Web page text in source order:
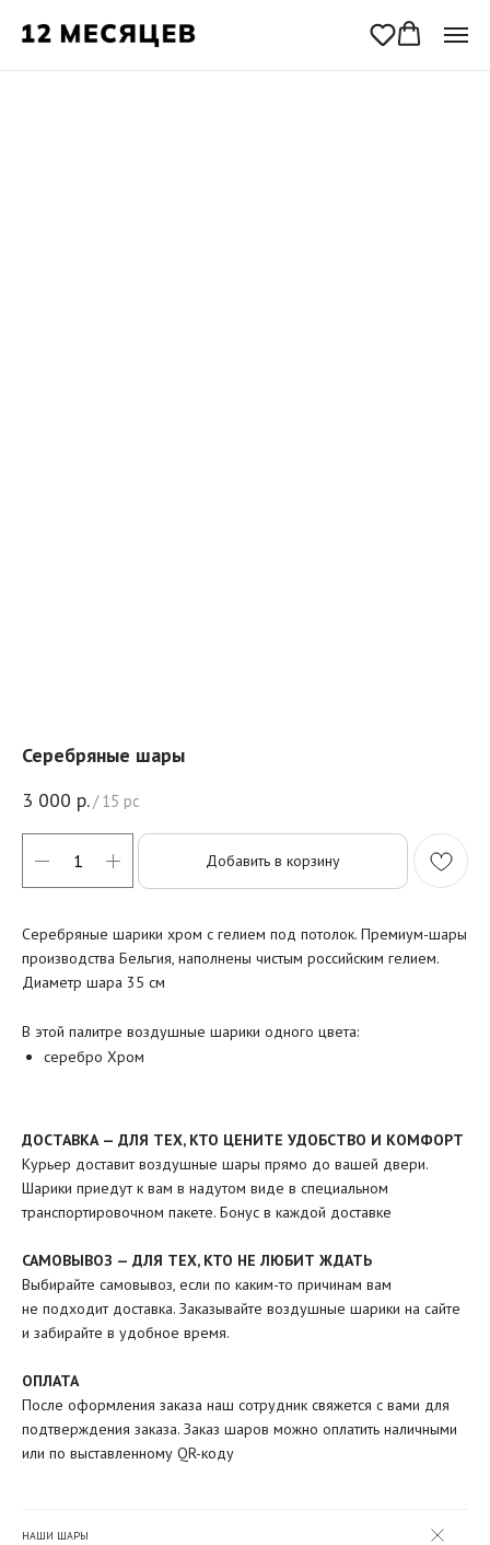
Серебряные шары
3 000 р./ 15 pc
Добавить в корзину
Серебряные шарики хром с гелием под потолок. Премиум-шары
производства Бельгия, наполнены чистым российским гелием.
Диаметр шара 35 см
В этой палитре воздушные шарики одного цвета:
серебро Хром
ДОСТАВКА — ДЛЯ ТЕХ, КТО ЦЕНИТЕ УДОБСТВО И КОМФОРТ
Курьер доставит воздушные шары прямо до вашей двери.
Шарики приедут к вам в надутом виде в специальном
транспортировочном пакете. Бонус в каждой доставке
САМОВЫВОЗ — ДЛЯ ТЕХ, КТО НЕ ЛЮБИТ ЖДАТЬ
Выбирайте самовывоз, если по каким-то причинам вам
не подходит доставка. Заказывайте воздушные шарики на сайте
и забирайте в удобное время.
ОПЛАТА
После оформления заказа наш сотрудник свяжется с вами для
подтверждения заказа. Заказ шаров можно оплатить наличными
или по выставленному QR-коду
НАШИ ШАРЫ